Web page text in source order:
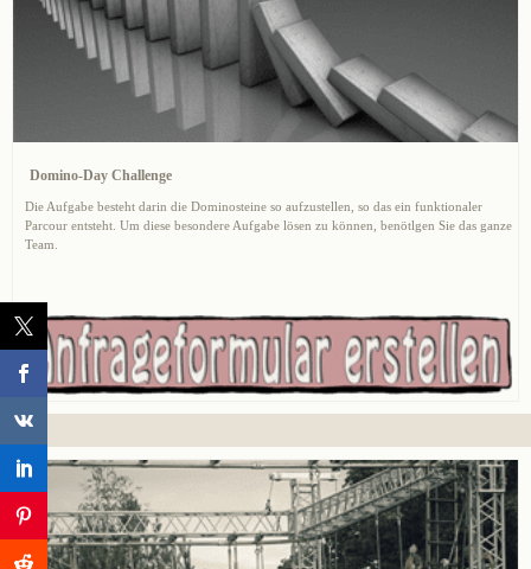
Domino-Day Challenge
Die Aufgabe besteht darin die Dominosteine so aufzustellen, so das ein funktionaler
Parcour entsteht. Um diese besondere Aufgabe lösen zu können, benötlgen Sie das ganze
Team.